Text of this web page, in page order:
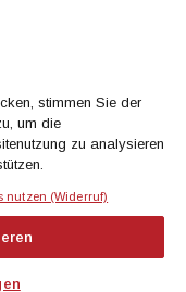
Rechte
stimmen Sie der
um die
zu analysieren
nutzen (Widerruf)